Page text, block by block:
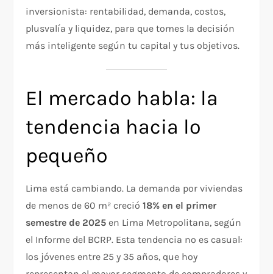
inversionista: rentabilidad, demanda, costos,
plusvalía y liquidez, para que tomes la decisión
más inteligente según tu capital y tus objetivos.
El mercado habla: la
tendencia hacia lo
pequeño
Lima está cambiando. La demanda por viviendas
de menos de 60 m² creció18% en el primer
semestre de 2025 en Lima Metropolitana, según
el Informe del BCRP. Esta tendencia no es casual:
los jóvenes entre 25 y 35 años, que hoy